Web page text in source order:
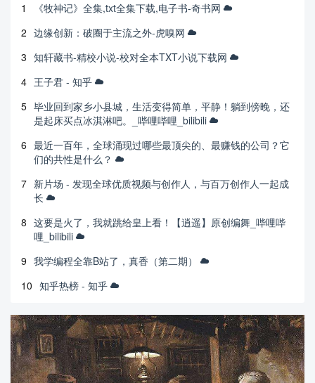
1
《牧神记》全集,txt全集下载,电子书-奇书网
2 边缘创新：破圈于主流之外-虎嗅网
3 知轩藏书-精校小说-校对全本TXT小说下载网
4 王子君 - 知乎
5 毕业回到家乡小县城，生活变得简单，平静！躺到傍晚，还
是起床买点冰淇淋吧。_哔哩哔哩_bilibili
6 最近一百年，全球涌现过哪些最顶尖的、最赚钱的公司？它
们的共性是什么？
7 新片场 - 发现全球优质视频与创作人，与百万创作人一起成
长
8 这要是火了，我就跳给皇上看！【逍遥】原创编舞_哔哩哔
哩_bilibili
9 我学编程全靠B站了，真香（第二期）
10 知乎热榜 - 知乎